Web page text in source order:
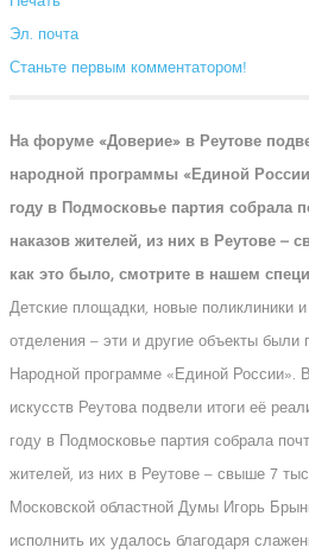
Эл. почта
Станьте первым комментатором!
На форуме «Доверие» в Реутове
народной программы «Единой
году в Подмосковье партия собрала
наказов жителей, из них в Реутове –
как это было, смотрите в нашем
Детские площадки, новые поликлиники
отделения – эти и другие объекты были
Народной программе «Единой России».
искусств Реутова подвели итоги её
году в Подмосковье партия собрала
жителей, из них в Реутове – свыше 7
Московской областной Думы Игорь
исполнить их удалось благодаря